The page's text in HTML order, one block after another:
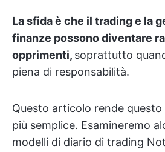
La sfida è che il trading e la
finanze possono diventare
opprimenti, soprattutto
piena di responsabilità.
Questo articolo rende
più semplice. Esamineremo
modelli di diario di trading